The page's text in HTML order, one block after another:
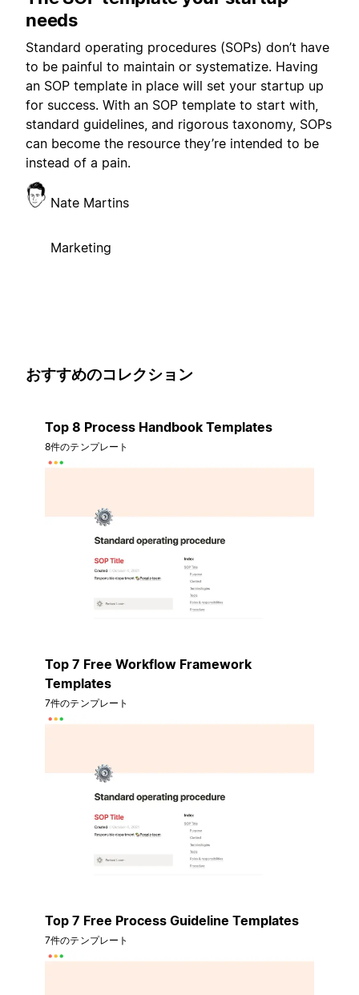
needs
Standard operating procedures (SOPs) don’t have
to be painful to maintain or systematize. Having
an SOP template in place will set your startup up
for success. With an SOP template to start with,
standard guidelines, and rigorous taxonomy, SOPs
can become the resource they’re intended to be
instead of a pain.
Nate Martins
Marketing
おすすめのコレクション
Top 8 Process Handbook Templates
8件のテンプレート
Top 7 Free Workflow Framework
Templates
7件のテンプレート
Top 7 Free Process Guideline Templates
7件のテンプレート